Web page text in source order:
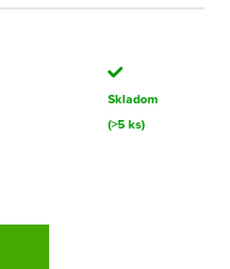
Skladom
(>5 ks)